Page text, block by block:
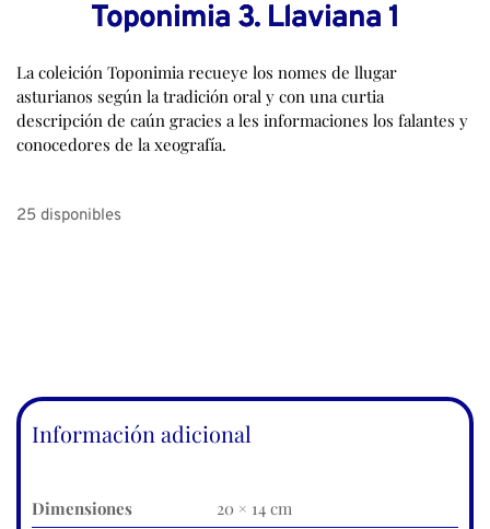
Toponimia 3. Llaviana 1
La coleición Toponimia recueye los nomes de llugar
asturianos según la tradición oral y con una curtia
descripción de caún gracies a les informaciones los falantes y
conocedores de la xeografía.
25 disponibles
Información adicional
Dimensiones 20 × 14 cm